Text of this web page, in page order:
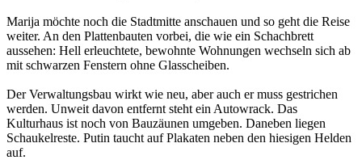
Marija möchte noch die Stadtmitte anschauen und so geht die Reise
weiter. An den Plattenbauten vorbei, die wie ein Schachbrett
aussehen: Hell erleuchtete, bewohnte Wohnungen wechseln sich ab
mit schwarzen Fenstern ohne Glasscheiben.
Der Verwaltungsbau wirkt wie neu, aber auch er muss gestrichen
werden. Unweit davon entfernt steht ein Autowrack. Das
Kulturhaus ist noch von Bauzäunen umgeben. Daneben liegen
Schaukelreste. Putin taucht auf Plakaten neben den hiesigen Helden
auf.